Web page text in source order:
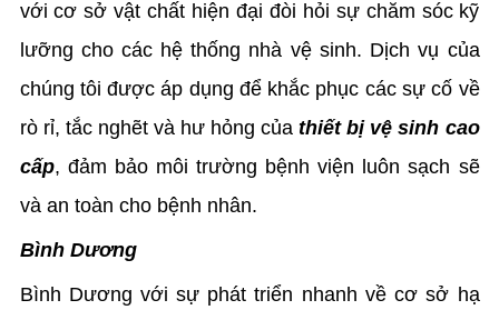
với cơ sở vật chất hiện đại đòi hỏi sự chăm sóc kỹ
lưỡng cho các hệ thống nhà vệ sinh. Dịch vụ của
chúng tôi được áp dụng để khắc phục các sự cố về
rò rỉ, tắc nghẽt và hư hỏng củathiết bị vệ sinh cao
cấp, đảm bảo môi trường bệnh viện luôn sạch sẽ
và an toàn cho bệnh nhân.
Bình Dương
Bình Dương với sự phát triển nhanh về cơ sở hạ